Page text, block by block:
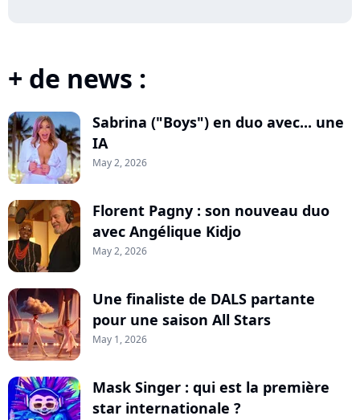
+ de news :
Sabrina ("Boys") en duo avec... une
IA
May 2, 2026
Florent Pagny : son nouveau duo
avec Angélique Kidjo
May 2, 2026
Une finaliste de DALS partante
pour une saison All Stars
May 1, 2026
Mask Singer : qui est la première
star internationale ?